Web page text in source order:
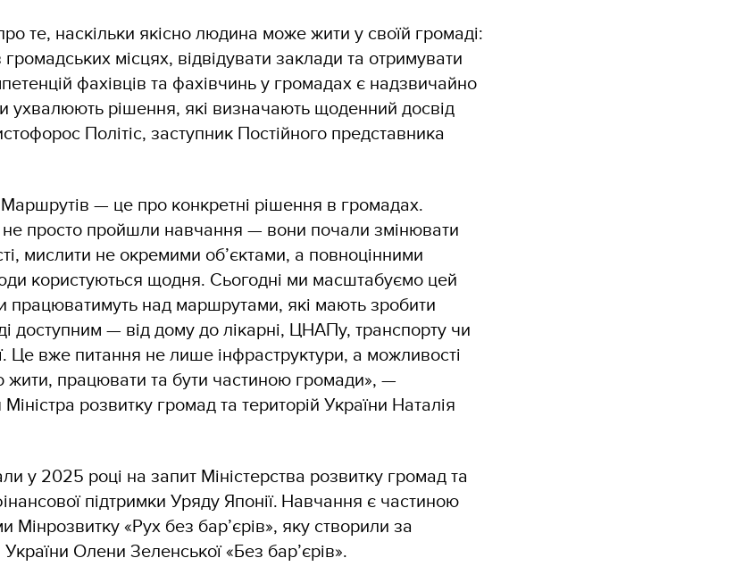
те, наскільки якісно людина може жити у своїй громаді:
місцях, відвідувати заклади та отримувати
фахівців та фахівчинь у громадах є надзвичайно
рішення, які визначають щоденний досвід
Політіс, заступник Постійного представника
— це про конкретні рішення в громадах.
не просто пройшли навчання — вони почали змінювати
мислити не окремими об’єктами, а повноцінними
користуються щодня. Сьогодні ми масштабуємо цей
працюватимуть над маршрутами, які мають зробити
доступним — від дому до лікарні, ЦНАПу, транспорту чи
Це вже питання не лише інфраструктури, а можливості
жити, працювати та бути частиною громади», —
розвитку громад та територій України Наталія
у 2025 році на запит Міністерства розвитку громад та
підтримки Уряду Японії. Навчання є частиною
Мінрозвитку «Рух без бар’єрів», яку створили за
України Олени Зеленської «Без бар’єрів».